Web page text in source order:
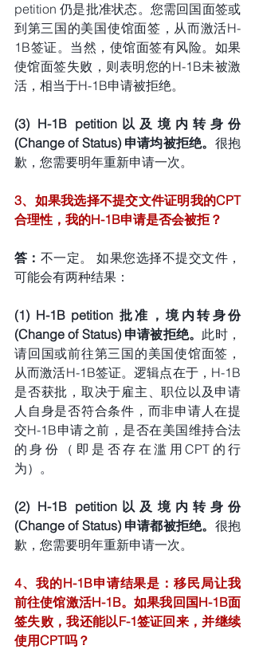
petition 仍是批准状态。您需回国面签或
到第三国的美国使馆面签，从而激活H-
1B签证。当然，使馆面签有风险。如果
使馆面签失败，则表明您的H-1B未被激
活，相当于H-1B申请被拒绝。
(3) H-1B petition以及境内转身份
(Change of Status) 申请均被拒绝。 很抱
歉，您需要明年重新申请一次。
3、如果我选择不提交文件证明我的CPT
合理性，我的H-1B申请是否会被拒？
答： 不一定。 如果您选择不提交文件，
可能会有两种结果：
(1) H-1B petition 批准，境内转身份
(Change of Status) 申请被拒绝。 此时，
请回国或前往第三国的美国使馆面签，
从而激活H-1B签证。逻辑点在于，H-1B
是否获批，取决于雇主、职位以及申请
人自身是否符合条件，而非申请人在提
交H-1B申请之前，是否在美国维持合法
的身份（即是否存在滥用CPT的行
为）。
(2) H-1B petition以及境内转身份
(Change of Status) 申请都被拒绝。 很抱
歉，您需要明年重新申请一次。
4、我的H-1B申请结果是：移民局让我
前往使馆激活H-1B。如果我回国H-1B面
签失败，我还能以F-1签证回来，并继续
使用CPT吗？